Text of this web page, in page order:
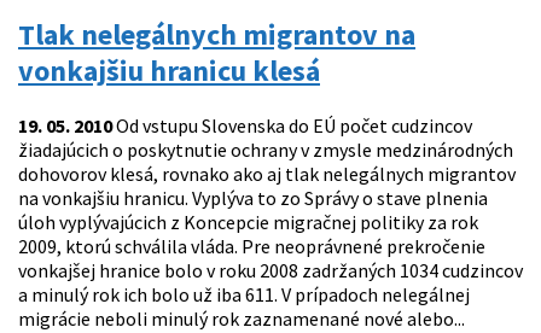
Tlak nelegálnych migrantov na
vonkajšiu hranicu klesá
19. 05. 2010Od vstupu Slovenska do EÚ počet cudzincov
žiadajúcich o poskytnutie ochrany v zmysle medzinárodných
dohovorov klesá, rovnako ako aj tlak nelegálnych migrantov
na vonkajšiu hranicu. Vyplýva to zo Správy o stave plnenia
úloh vyplývajúcich z Koncepcie migračnej politiky za rok
2009, ktorú schválila vláda. Pre neoprávnené prekročenie
vonkajšej hranice bolo v roku 2008 zadržaných 1034 cudzincov
a minulý rok ich bolo už iba 611. V prípadoch nelegálnej
migrácie neboli minulý rok zaznamenané nové alebo...